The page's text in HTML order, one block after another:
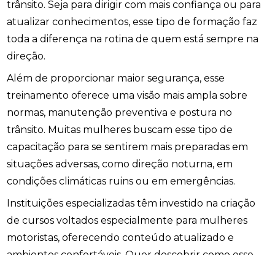
trânsito. Seja para dirigir com mais confiança ou para
atualizar conhecimentos, esse tipo de formação faz
toda a diferença na rotina de quem está sempre na
direção.
Além de proporcionar maior segurança, esse
treinamento oferece uma visão mais ampla sobre
normas, manutenção preventiva e postura no
trânsito. Muitas mulheres buscam esse tipo de
capacitação para se sentirem mais preparadas em
situações adversas, como direção noturna, em
condições climáticas ruins ou em emergências.
Instituições especializadas têm investido na criação
de cursos voltados especialmente para mulheres
motoristas, oferecendo conteúdo atualizado e